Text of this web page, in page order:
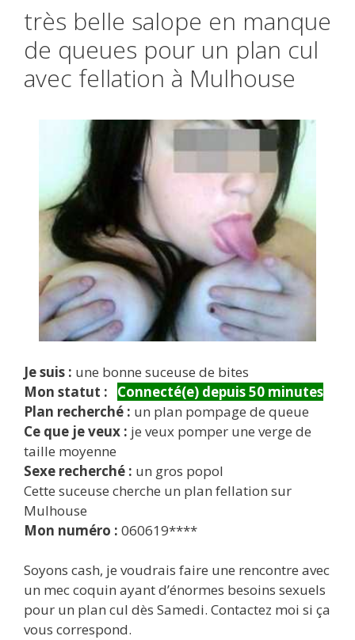
très belle salope en manque
de queues pour un plan cul
avec fellation à Mulhouse
Je suis : une bonne suceuse de bites
Mon statut :
Connecté(e) depuis 50 minutes
Plan recherché : un plan pompage de queue
Ce que je veux : je veux pomper une verge de
taille moyenne
Sexe recherché : un gros popol
Cette suceuse cherche un plan fellation sur
Mulhouse
Mon numéro : 060619****
Soyons cash, je voudrais faire une rencontre avec
un mec coquin ayant d’énormes besoins sexuels
pour un plan cul dès Samedi. Contactez moi si ça
vous correspond.